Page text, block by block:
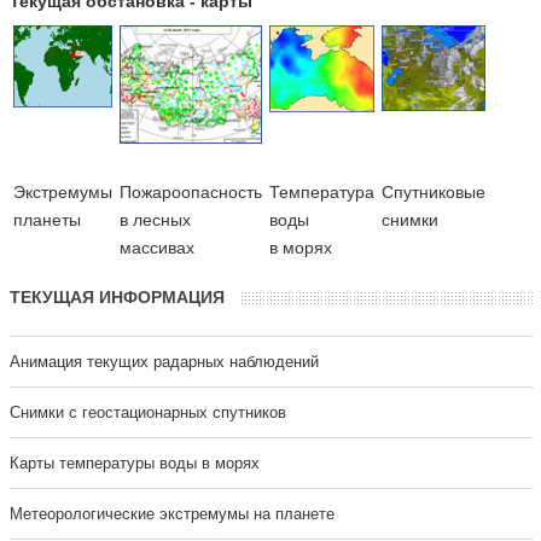
Экстремумы
планеты
Пожароопасность
в лесных
массивах
Температура
воды
в морях
Cпутниковые
снимки
ТЕКУЩАЯ ИНФОРМАЦИЯ
Анимация текущих радарных наблюдений
Cнимки с геостационарных спутников
Карты температуры воды в морях
Метеорологические экстремумы на планете